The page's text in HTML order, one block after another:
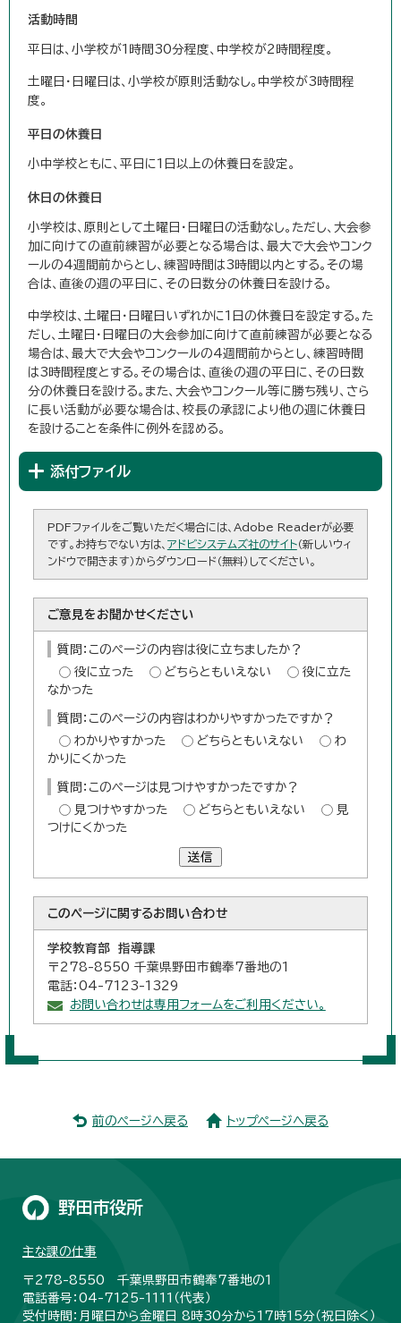
活動時間
平日は、小学校が1時間30分程度、中学校が2時間程度。
土曜日・日曜日は、小学校が原則活動なし。中学校が3時間程
度。
平日の休養日
小中学校ともに、平日に1日以上の休養日を設定。
休日の休養日
小学校は、原則として土曜日・日曜日の活動なし。ただし、大会参
加に向けての直前練習が必要となる場合は、最大で大会やコンク
ールの4週間前からとし、練習時間は3時間以内とする。その場
合は、直後の週の平日に、その日数分の休養日を設ける。
中学校は、土曜日・日曜日いずれかに1日の休養日を設定する。た
だし、土曜日・日曜日の大会参加に向けて直前練習が必要となる
場合は、最大で大会やコンクールの4週間前からとし、練習時間
は3時間程度とする。その場合は、直後の週の平日に、その日数
分の休養日を設ける。また、大会やコンクール等に勝ち残り、さら
に長い活動が必要な場合は、校長の承認により他の週に休養日
を設けることを条件に例外を認める。
添付ファイル
PDFファイルをご覧いただく場合には、Adobe Readerが必要
です。お持ちでない方は、 アドビシステムズ社のサイト（新しいウィ
ンドウで開きます）からダウンロード（無料）してください。
ご意見をお聞かせください
質問：このページの内容は役に立ちましたか？
役に立った
どちらともいえない
役に立た
なかった
質問：このページの内容はわかりやすかったですか？
わかりやすかった
どちらともいえない
わ
かりにくかった
質問：このページは見つけやすかったですか？
見つけやすかった
どちらともいえない
見
つけにくかった
送信
このページに関するお問い合わせ
学校教育部 指導課
〒278-8550 千葉県野田市鶴奉7番地の1
電話：04-7123-1329
お問い合わせは専用フォームをご利用ください。
前のページへ戻る トップページへ戻る
野田市役所
主な課の仕事
〒278-8550 千葉県野田市鶴奉7番地の1
電話番号：04-7125-1111（代表）
受付時間：月曜日から金曜日 8時30分から17時15分（祝日除く）